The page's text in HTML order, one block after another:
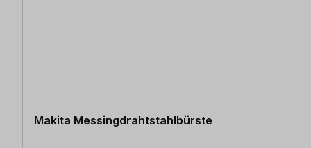
Makita Messingdrahtstahlbürste